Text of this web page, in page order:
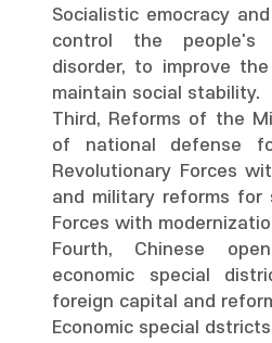
Socialistic emocracy
control the
disorder, to improve
maintain social stability.
Third, Reforms of the
of national defense
Revolutionary Forces
and military reforms for
Forces with
Fourth, Chinese
economic special
foreign capital and
Economic special